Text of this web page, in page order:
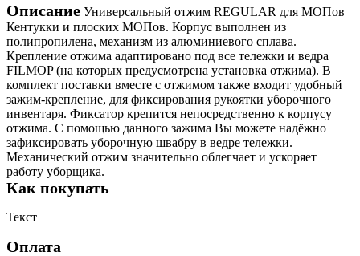
Описание Универсальный отжим REGULAR для МОПов
Кентукки и плоских МОПов. Корпус выполнен из
полипропилена, механизм из алюминиевого сплава.
Крепление отжима адаптировано под все тележки и ведра
FILMOP (на которых предусмотрена установка отжима). В
комплект поставки вместе с отжимом также входит удобный
зажим-крепление, для фиксирования рукоятки уборочного
инвентаря. Фиксатор крепится непосредственно к корпусу
отжима. С помощью данного зажима Вы можете надёжно
зафиксировать уборочную швабру в ведре тележки.
Механический отжим значительно облегчает и ускоряет
работу уборщика.
Как покупать
Текст
Оплата